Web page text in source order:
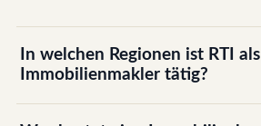
In welchen Regionen ist RTI als
Immobilienmakler tätig?